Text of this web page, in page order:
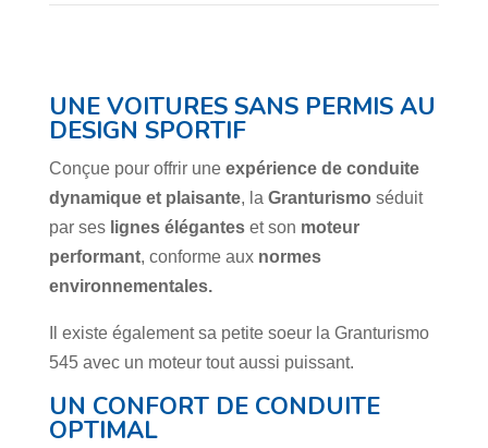
UNE VOITURES SANS PERMIS AU
DESIGN SPORTIF
Conçue pour offrir une expérience de conduite
dynamique et plaisante, la Granturismo séduit
par ses lignes éléganteset son moteur
performant, conforme aux normes
environnementales.
Il existe également sa petite soeur la Granturismo
545 avec un moteur tout aussi puissant.
UN CONFORT DE CONDUITE
OPTIMAL